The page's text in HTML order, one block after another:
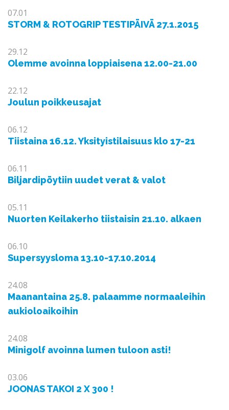
07.01
STORM & ROTOGRIP TESTIPÄIVÄ 27.1.2015
29.12
Olemme avoinna loppiaisena 12.00-21.00
22.12
Joulun poikkeusajat
06.12
Tiistaina 16.12. Yksityistilaisuus klo 17-21
06.11
Biljardipöytiin uudet verat & valot
05.11
Nuorten Keilakerho tiistaisin 21.10. alkaen
06.10
Supersyysloma 13.10-17.10.2014
24.08
Maanantaina 25.8. palaamme normaaleihin
aukioloaikoihin
24.08
Minigolf avoinna lumen tuloon asti!
03.06
JOONAS TAKOI 2 X 300 !